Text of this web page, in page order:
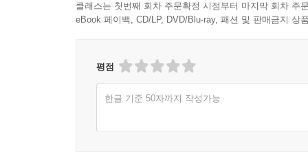
클래스는 첫번째 회차 주문확정 시점부터 마지막 회차 주
eBook 페이백, CD/LP, DVD/Blu-ray, 패션 및 판매금지 상
평점
한글 기준 50자까지 작성가능